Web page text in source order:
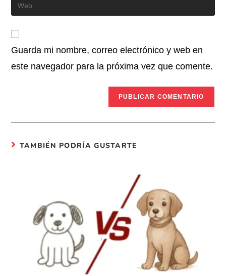
Guarda mi nombre, correo electrónico y web en
este navegador para la próxima vez que comente.
TAMBIÉN PODRÍA GUSTARTE